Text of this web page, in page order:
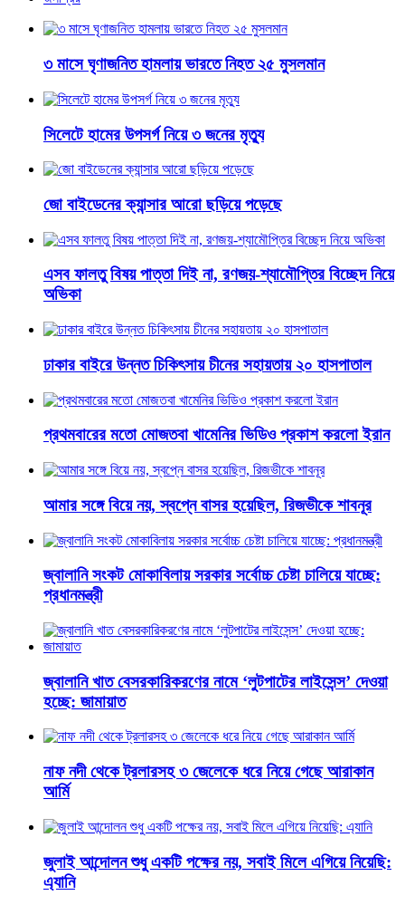
৩ মাসে ঘৃণাজনিত হামলায় ভারতে নিহত ২৫ মুসলমান
সিলেটে হামের উপসর্গ নিয়ে ৩ জনের মৃত্যু
জো বাইডেনের ক্যান্সার আরো ছড়িয়ে পড়েছে
এসব ফালতু বিষয় পাত্তা দিই না, রণজয়-শ্যামৌপ্তির বিচ্ছেদ নিয়ে
অভিকা
ঢাকার বাইরে উন্নত চিকিৎসায় চীনের সহায়তায় ২০ হাসপাতাল
প্রথমবারের মতো মোজতবা খামেনির ভিডিও প্রকাশ করলো ইরান
আমার সঙ্গে বিয়ে নয়, স্বপ্নে বাসর হয়েছিল, রিজভীকে শাবনূর
জ্বালানি সংকট মোকাবিলায় সরকার সর্বোচ্চ চেষ্টা চালিয়ে যাচ্ছে:
প্রধানমন্ত্রী
জ্বালানি খাত বেসরকারিকরণের নামে ‘লুটপাটের লাইসেন্স’ দেওয়া
হচ্ছে: জামায়াত
নাফ নদী থেকে ট্রলারসহ ৩ জেলেকে ধরে নিয়ে গেছে আরাকান
আর্মি
জুলাই আন্দোলন শুধু একটি পক্ষের নয়, সবাই মিলে এগিয়ে নিয়েছি:
এ্যানি